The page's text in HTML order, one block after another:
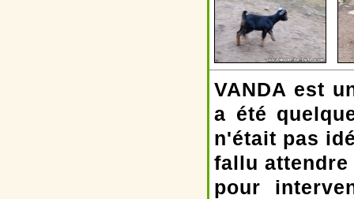
VANDA est
a été
n'était pas
fallu attendre
pour